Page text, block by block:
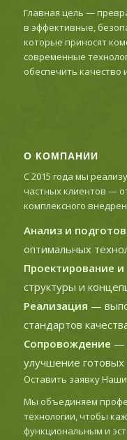
Главная цель —
в эффективные,
которые приносят
современные
обеспечить качество
О КОМПАНИИ
С 2015 года мы
частных клиентов —
комплексного
Анализ и
оптимальных
Проектирование
структуры и
Реализация —
стандартов
Сопровождение —
улучшение
Оставить заявку
Мы объединяем
технологии, чтобы
функциональным и